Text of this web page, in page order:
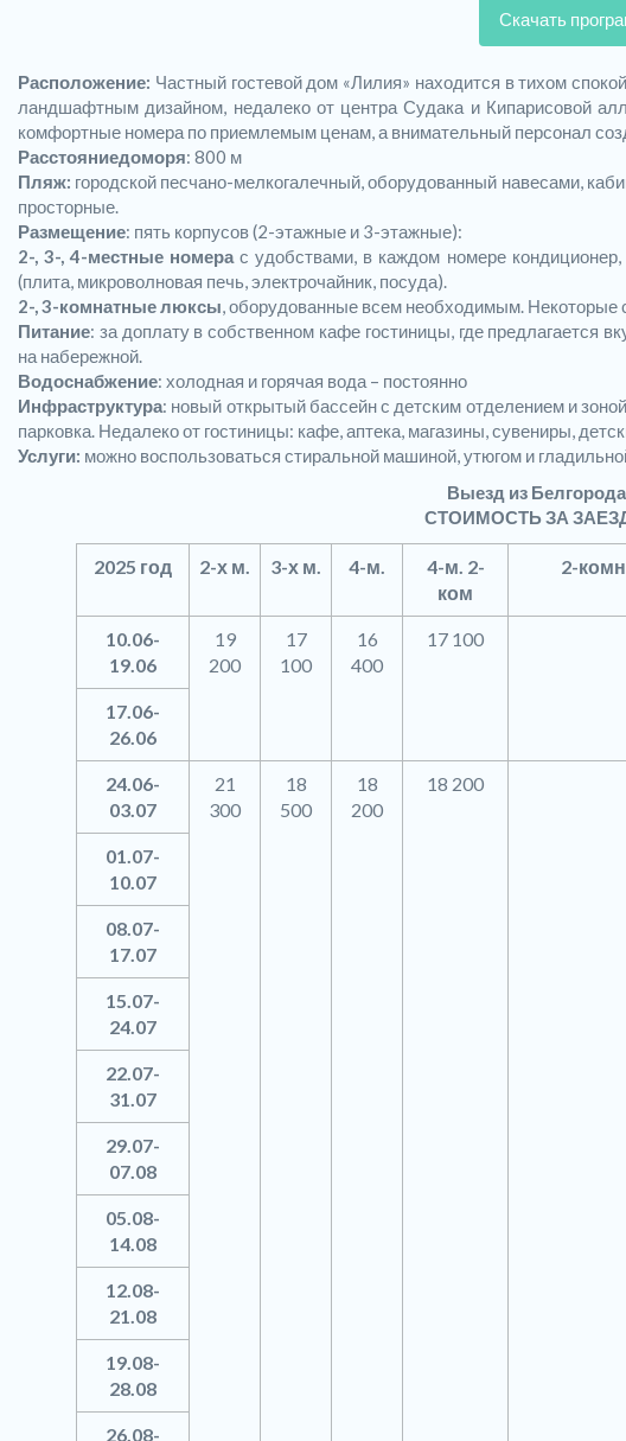
Скачать
Расположение: Частный гостевой дом «Лилия» находится в тихом
ландшафтным дизайном, недалеко от центра Судака и Кипарисовой
комфортные номера по приемлемым ценам, а внимательный персонал
Расстояниедоморя: 800 м
Пляж: городской песчано-мелкогалечный, оборудованный навесами,
просторные.
Размещение: пять корпусов (2-этажные и 3-этажные):
2-, 3-, 4-местные номера с удобствами, в каждом номере
(плита, микроволновая печь, электрочайник, посуда).
2-, 3-комнатные люксы, оборудованные всем необходимым. Некоторые
Питание: за доплату в собственном кафе гостиницы, где
на набережной.
Водоснабжение: холодная и горячая вода – постоянно
Инфраструктура: новый открытый бассейн с детским отделением и
парковка. Недалеко от гостиницы: кафе, аптека, магазины, сувениры,
Услуги: можно воспользоваться стиральной машиной, утюгом и
Выезд из
СТОИМОСТЬ ЗА
2025 год 2-х м. 3-х м. 4-м.
4-м. 2-
ком
2-
10.06-
19.06
19
200
17
100
16
400
17 100
17.06-
26.06
24.06-
03.07
21
300
18
500
18
200
18 200
01.07-
10.07
08.07-
17.07
15.07-
24.07
22.07-
31.07
29.07-
07.08
05.08-
14.08
12.08-
21.08
19.08-
28.08
26.08-